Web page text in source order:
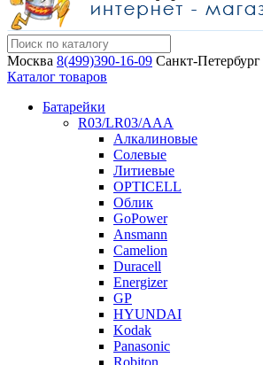
Москва 8(499)390-16-09 Санкт-Петербург
Каталог товаров
Батарейки
R03/LR03/AAA
Алкалиновые
Солевые
Литиевые
OPTICELL
Облик
GoPower
Ansmann
Camelion
Duracell
Energizer
GP
HYUNDAI
Kodak
Panasonic
Robiton